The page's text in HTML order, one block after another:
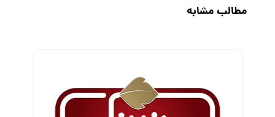
رزومه
کارفرمایان
گزارش‌های آماری
مطالب مشابه